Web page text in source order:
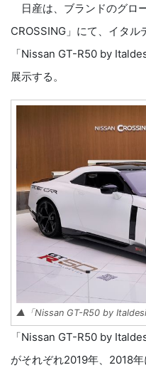
日産は、ブランドのグロ
CROSSING」にて、イタ
「Nissan GT-R50 by
展示する。
▲「Nissan GT-R50 by
「Nissan GT-R50 by
がそれぞれ2019年、2018